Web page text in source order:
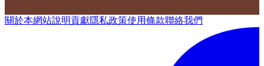
關於本網站說明貢獻隱私政策使用條款聯絡我們